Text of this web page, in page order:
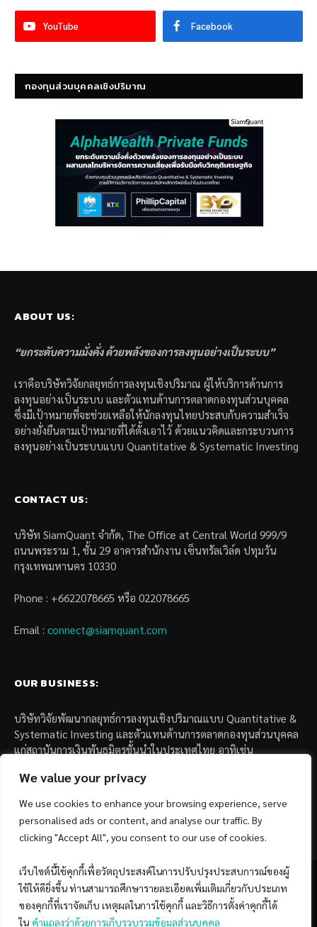
We value your privacy
We use cookies to enhance your browsing experience, serve
personalised ads or content, and analyse our traffic. By
clicking "Accept All", you consent to our use of cookies.
เว็บไซต์นี้ใช้คุกกี้เพื่อวัตถุประสงค์ในการปรับปรุงประสบการณ์ของผู้
ใช้ให้ดียิ่งขึ้น ท่านสามารถศึกษารายละเอียดเพิ่มเติมเกี่ยวกับประเภท
ของคุกกี้ที่เราจัดเก็บ เหตุผลในการใช้คุกกี้ และวิธีการตั้งค่าคุกกี้ได้
ใน คำแถลงว่าด้วยการเก็บรวบรวมข้อมูลส่วนบุคคล
YouTube Facebook
กองทุนส่วนบุคคลเชิงปริมาณ
ABOUT US:
“ยกระดับความมั่งคั่ง ด้วยพลังของการลงทุนอย่างเป็นระบบ”
เราคือบริษัทวิจัยกลยุทธ์การลงทุนเชิงปริมาณ ผู้ให้บริการด้านการ
ลงทุนอย่างเป็นระบบ และตัวแทนด้านการตลาดกองทุนส่วนบุคคล
ซึ่งมีเป้าหมายที่จะช่วยเหลือให้นักลงทุนไทยประสบกับความสำเร็จ
อย่างยั่งยืนตามเป้าหมายที่ได้ตั้งเอาไว้ ด้วยแนวคิดและกระบวนการ
ลงทุนอย่างเป็นระบบแบบ Quantitative & Systematic Investing
CONTACT US:
บริษัท SiamQuant จำกัด, The Office at Central World 999/9
ถนนพระราม 1, ชั้น 29 อาคารสำนักงาน เซ็นทรัลเวิล์ด ปทุมวัน
กรุงเทพมหานคร 10330
Phone : +6622078665 หรือ 022078665
Email : connect@siamquant.com
OUR BUSINESS:
บริษัทวิจัยพัฒนากลยุทธ์การลงทุนเชิงปริมาณแบบ Quantitative &
Systematic Investing และตัวแทนด้านการตลาดกองทุนส่วนบุคคล
แก่สถาบันการเงินพันธมิตรชั้นนำในประเทศไทย อาทิเช่น
– บล. กรุงไทย เอ็กซ์สปริง จำกัด
– บล. ฟิลลิป (ประเทศไทย) จำกัด (มหาชน)
Facebook YouTube